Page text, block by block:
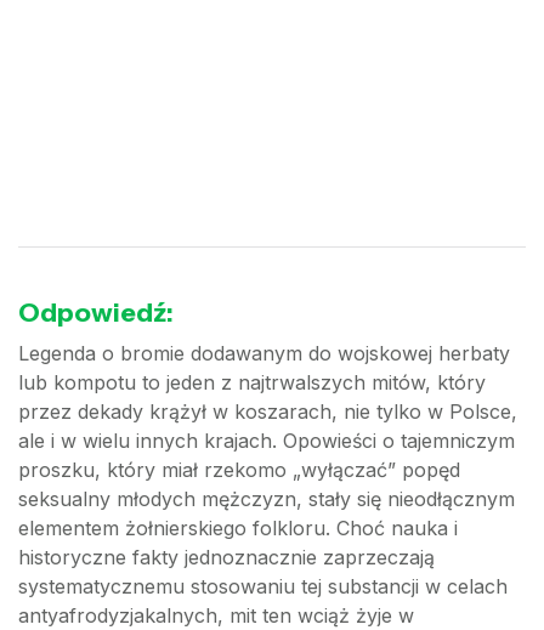
Odpowiedź:
Legenda o bromie dodawanym do wojskowej herbaty
lub kompotu to jeden z najtrwalszych mitów, który
przez dekady krążył w koszarach, nie tylko w Polsce,
ale i w wielu innych krajach. Opowieści o tajemniczym
proszku, który miał rzekomo „wyłączać” popęd
seksualny młodych mężczyzn, stały się nieodłącznym
elementem żołnierskiego folkloru. Choć nauka i
historyczne fakty jednoznacznie zaprzeczają
systematycznemu stosowaniu tej substancji w celach
antyafrodyzjakalnych, mit ten wciąż żyje w